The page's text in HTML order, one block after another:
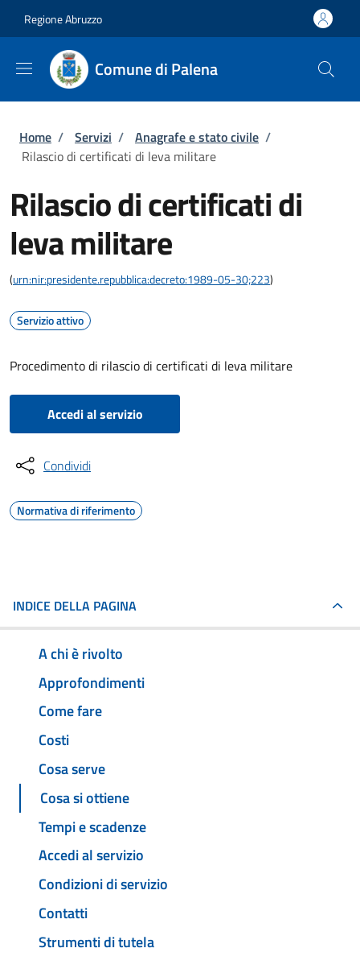
Regione Abruzzo
Comune di Palena
Briciole di pane
Home / Servizi / Anagrafe e stato civile /
Rilascio di certificati di leva militare
Rilascio di certificati di
leva militare
(urn:nir:presidente.repubblica:decreto:1989-05-30;223)
Servizio attivo
Procedimento di rilascio di certificati di leva militare
Accedi al servizio
Condividi
Normativa di riferimento
INDICE DELLA PAGINA
A chi è rivolto
Approfondimenti
Come fare
Costi
Cosa serve
Cosa si ottiene
Tempi e scadenze
Accedi al servizio
Condizioni di servizio
Contatti
Strumenti di tutela